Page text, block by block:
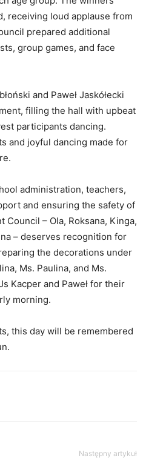
receiving loud applause from
prepared additional
group games, and face
and Paweł Jaskółecki
filling the hall with upbeat
participants dancing.
and joyful dancing made for
administration, teachers,
and ensuring the safety of
– Ola, Roksana, Kinga,
– deserves recognition for
the decorations under
Ms. Paulina, and Ms.
Kacper and Paweł for their
morning.
this day will be remembered
Następny artykuł